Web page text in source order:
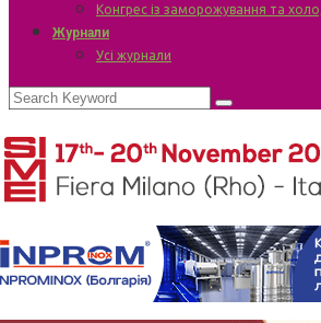
Конгрес із заморожування та
Журнали
Усі журнали